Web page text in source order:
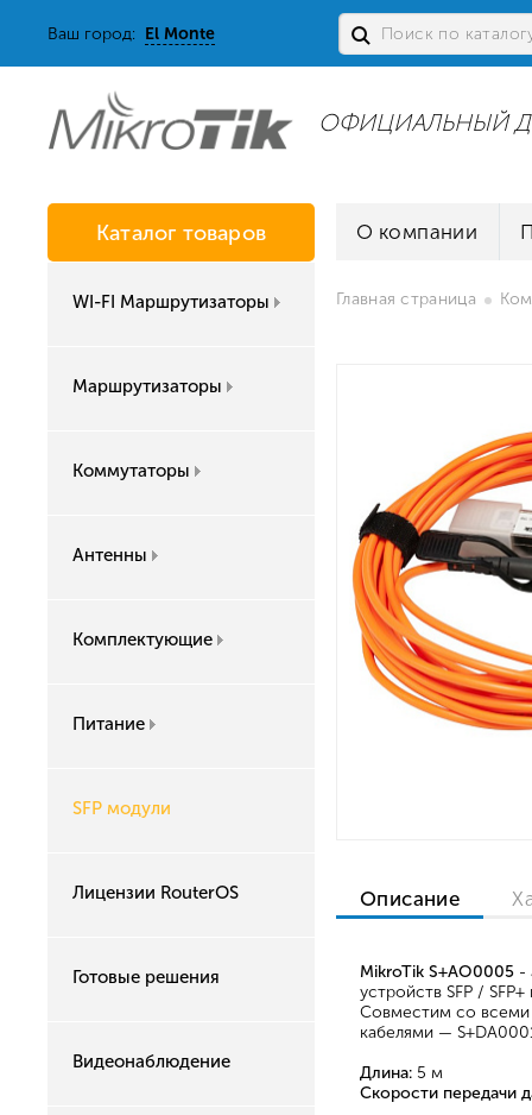
Ваш город: El Monte
ОФИЦИАЛЬНЫЙ
Каталог товаров
WI-FI Маршрутизаторы
Маршрутизаторы
Коммутаторы
Антенны
Комплектующие
Питание
SFP модули
Лицензии RouterOS
Готовые решения
Видеонаблюдение
О компании
Главная страница
Описание
MikroTik S+AO0005 -
устройств SFP /
Совместим со всеми
кабелями —
Длина: 5 м
Скорости передачи